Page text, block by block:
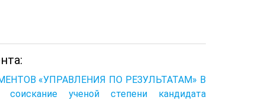
«УПРАВЛЕНИЯ ПО РЕЗУЛЬТАТАМ» В
ученой степени кандидата